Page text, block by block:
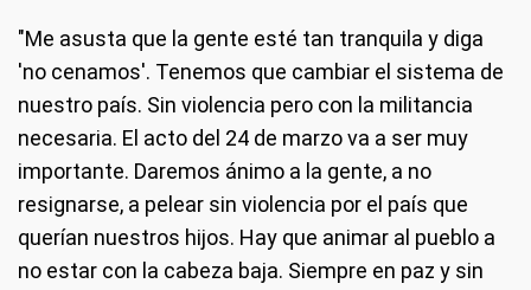
"Me asusta que la gente esté tan tranquila y diga
'no cenamos'. Tenemos que cambiar el sistema de
nuestro país. Sin violencia pero con la militancia
necesaria. El acto del 24 de marzo va a ser muy
importante. Daremos ánimo a la gente, a no
resignarse, a pelear sin violencia por el país que
querían nuestros hijos. Hay que animar al pueblo a
no estar con la cabeza baja. Siempre en paz y sin